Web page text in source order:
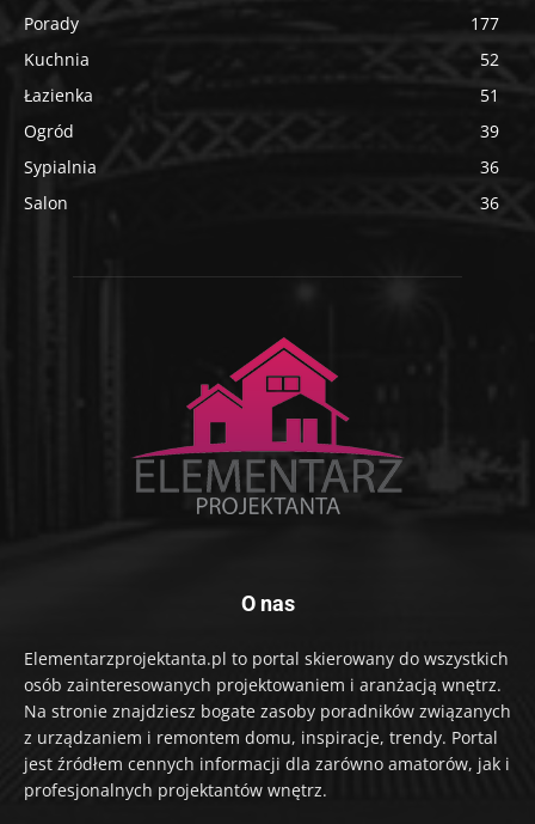
Porady
177
Kuchnia
52
Łazienka
51
Ogród
39
Sypialnia
36
Salon
36
O nas
Elementarzprojektanta.pl to portal skierowany do wszystkich
osób zainteresowanych projektowaniem i aranżacją wnętrz.
Na stronie znajdziesz bogate zasoby poradników związanych
z urządzaniem i remontem domu, inspiracje, trendy. Portal
jest źródłem cennych informacji dla zarówno amatorów, jak i
profesjonalnych projektantów wnętrz.